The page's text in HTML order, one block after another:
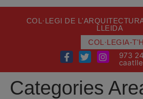
COL·LEGI DE
LLEIDA
COL·LEGIA-
973
Categories